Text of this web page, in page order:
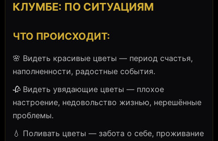
КЛУМБЕ: ПО СИТУАЦИЯМ
ЧТО ПРОИСХОДИТ:
🌸 Видеть красивые цветы — период счастья,
наполненности, радостные события.
🥀 Видеть увядающие цветы — плохое
настроение, недовольство жизнью, нерешённые
проблемы.
💧 Поливать цветы — забота о себе, проживание